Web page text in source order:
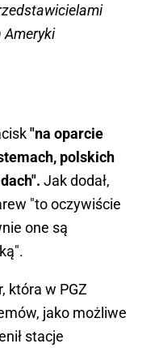
Ameryki
"na oparcie
polskich
Jak dodał,
"to oczywiście
one są
która w PGZ
jako możliwe
stacje